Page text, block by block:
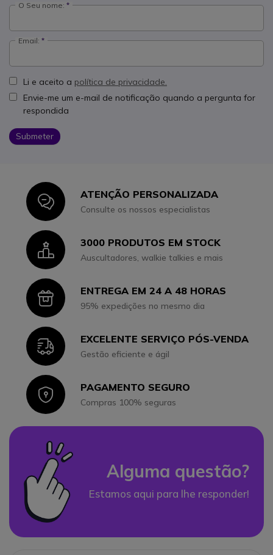
O Seu nome:
Email:
Li e aceito a política de privacidade.
Envie-me um e-mail de notificação quando a pergunta for
respondida
Submeter
IconATENÇÃO PERSONALIZADA
Consulte os nossos especialistas
Icon3000 PRODUTOS EM STOCK
Auscultadores, walkie talkies e mais
IconENTREGA EM 24 A 48 HORAS
95% expedições no mesmo dia
IconEXCELENTE SERVIÇO PÓS-VENDA
Gestão eficiente e ágil
IconPAGAMENTO SEGURO
Compras 100% seguras
Alguma questão?
Estamos aqui para lhe responder!